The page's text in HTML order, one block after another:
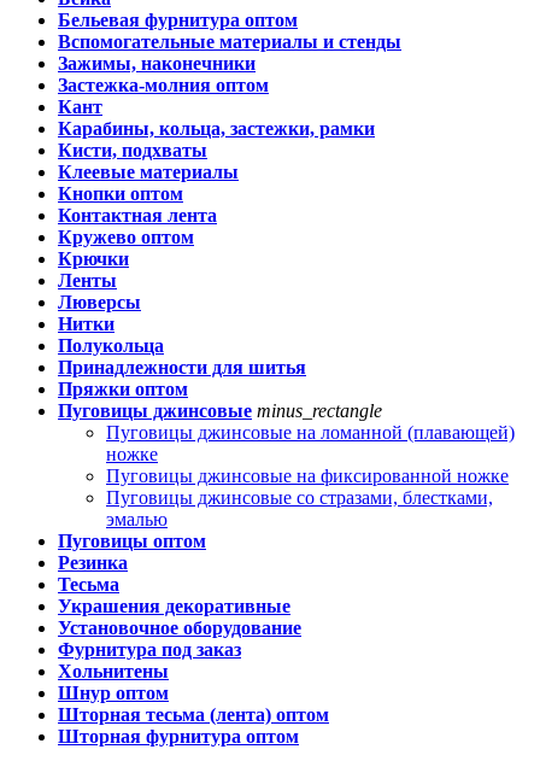
Бельевая фурнитура оптом
Вспомогательные материалы и стенды
Зажимы, наконечники
Застежка-молния оптом
Кант
Карабины, кольца, застежки, рамки
Кисти, подхваты
Клеевые материалы
Кнопки оптом
Контактная лента
Кружево оптом
Крючки
Ленты
Люверсы
Нитки
Полукольца
Принадлежности для шитья
Пряжки оптом
Пуговицы джинсовые minus_rectangle
Пуговицы джинсовые на ломанной (плавающей)
ножке
Пуговицы джинсовые на фиксированной ножке
Пуговицы джинсовые со стразами, блестками,
эмалью
Пуговицы оптом
Резинка
Тесьма
Украшения декоративные
Установочное оборудование
Фурнитура под заказ
Хольнитены
Шнур оптом
Шторная тесьма (лента) оптом
Шторная фурнитура оптом